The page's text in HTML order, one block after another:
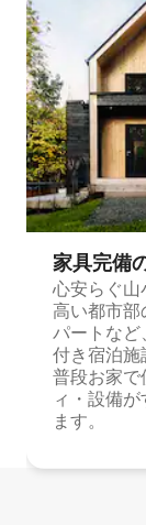
家具完備
心安らぐ
高い都市部
パートな
付き宿泊施
普段お家で
ィ・設備
ます。